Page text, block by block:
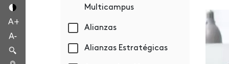
Multicampus
Alianzas
Alianzas Estratégicas